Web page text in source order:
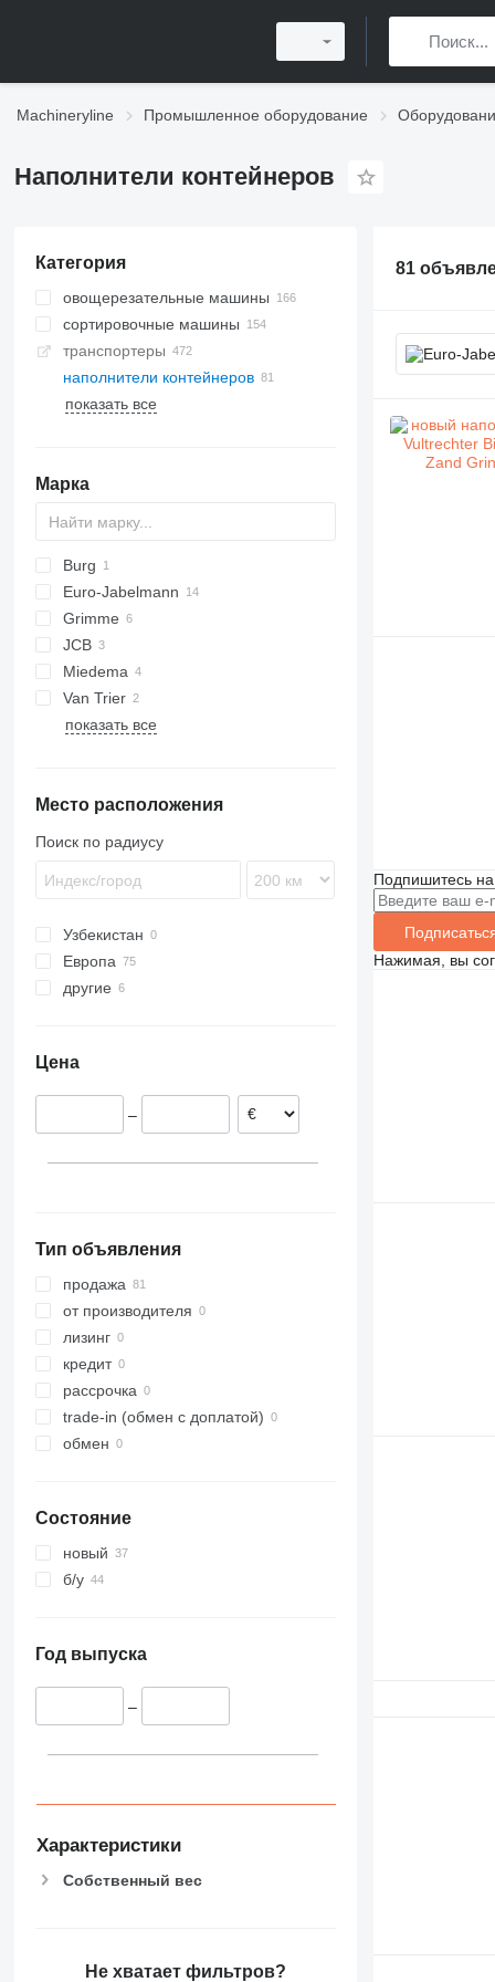
Machineryline Промышленное оборудование
Наполнители контейнеров
Категория
овощерезательные машины
сортировочные машины
транспортеры
наполнители контейнеров
показать все
Марка
Burg
Euro-Jabelmann
Grimme
JCB
Miedema
Van Trier
показать все
Место расположения
Поиск по радиусу
Узбекистан
Европа
Нидерланды
Испания
Франция
другие
Цена
–
Тип объявления
продажа
от производителя
лизинг
кредит
рассрочка
trade-in (обмен с доплатой)
обмен
Состояние
новый
б/у
Год выпуска
–
Характеристики
Собственный вес
Не хватает фильтров?
81
Подпишитесь
Нажимая, вы